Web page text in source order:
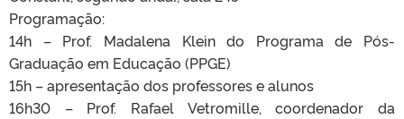
Programação:
14h – Prof. Madalena Klein do Programa de Pós-
Graduação em Educação (PPGE)
15h – apresentação dos professores e alunos
16h30 – Prof. Rafael Vetromille, coordenador da